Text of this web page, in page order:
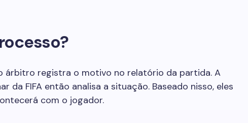
árbitro registra o motivo no relatório da partida. A
da FIFA então analisa a situação. Baseado nisso, eles
com o jogador.